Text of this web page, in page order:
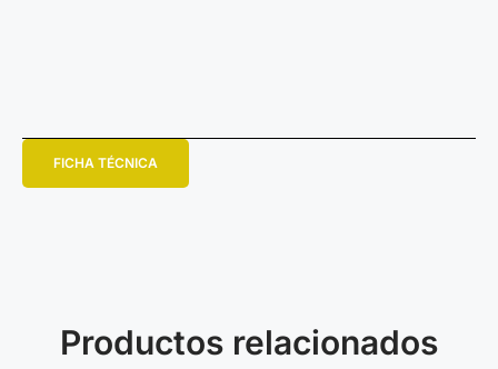
FICHA TÉCNICA
Productos relacionados